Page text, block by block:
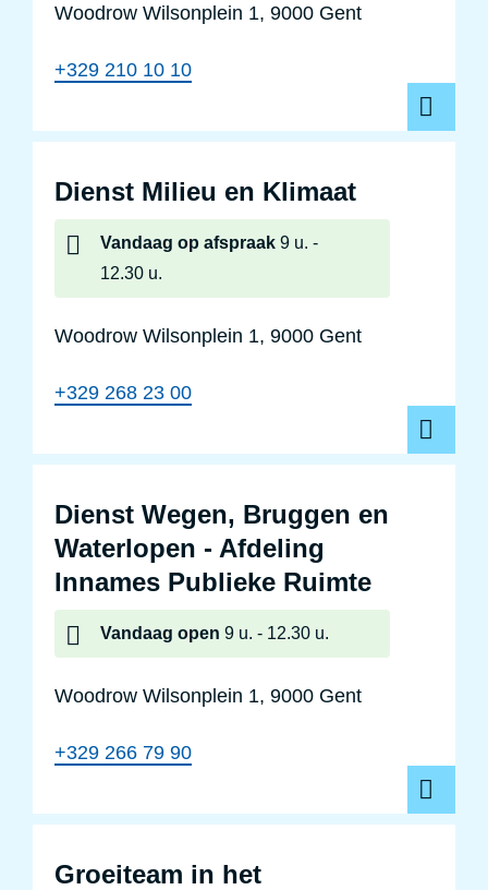
Woodrow Wilsonplein 1, 9000 Gent
+329 210 10 10
Dienst Milieu en Klimaat
Vandaag op afspraak 9 u.
12.30 u.
Woodrow Wilsonplein 1, 9000 Gent
+329 268 23 00
Dienst Wegen, Bruggen en
Waterlopen - Afdeling
Innames Publieke Ruimte
Vandaag open 9 u. 12.30 u.
Woodrow Wilsonplein 1, 9000 Gent
+329 266 79 90
Groeiteam in het